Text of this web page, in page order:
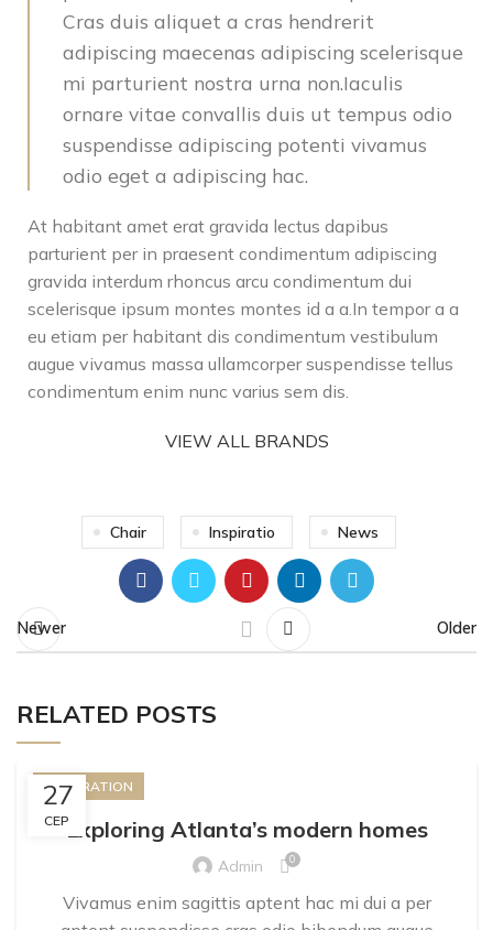
Cras duis aliquet a cras hendrerit
adipiscing maecenas adipiscing scelerisque
mi parturient nostra urna non.Iaculis
ornare vitae convallis duis ut tempus odio
suspendisse adipiscing potenti vivamus
odio eget a adipiscing hac.
At habitant amet erat gravida lectus dapibus
parturient per in praesent condimentum adipiscing
gravida interdum rhoncus arcu condimentum dui
scelerisque ipsum montes montes id a a.In tempor a a
eu etiam per habitant dis condimentum vestibulum
augue vivamus massa ullamcorper suspendisse tellus
condimentum enim nunc varius sem dis.
VIEW ALL BRANDS
Chair Inspiratio News
Newer Older
RELATED POSTS
27
СЕР
DECORATION
Exploring Atlanta’s modern homes
Admin 0
Vivamus enim sagittis aptent hac mi dui a per